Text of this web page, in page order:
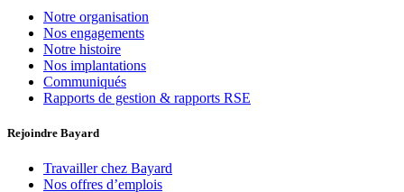
Notre organisation
Nos engagements
Notre histoire
Nos implantations
Communiqués
Rapports de gestion & rapports RSE
Rejoindre Bayard
Travailler chez Bayard
Nos offres d’emplois